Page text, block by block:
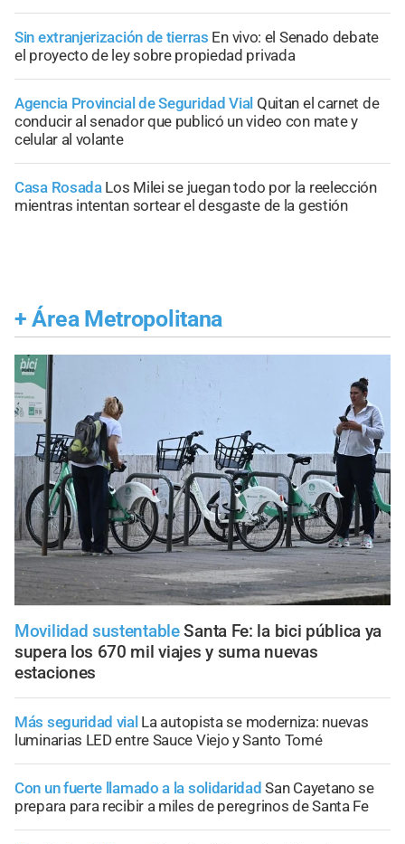
Sin extranjerización de tierras En vivo: el Senado debate
el proyecto de ley sobre propiedad privada
Agencia Provincial de Seguridad Vial Quitan el carnet de
conducir al senador que publicó un video con mate y
celular al volante
Casa Rosada Los Milei se juegan todo por la reelección
mientras intentan sortear el desgaste de la gestión
+ Área Metropolitana
Movilidad sustentable Santa Fe: la bici pública ya
supera los 670 mil viajes y suma nuevas
estaciones
Más seguridad vial La autopista se moderniza: nuevas
luminarias LED entre Sauce Viejo y Santo Tomé
Con un fuerte llamado a la solidaridad San Cayetano se
prepara para recibir a miles de peregrinos de Santa Fe